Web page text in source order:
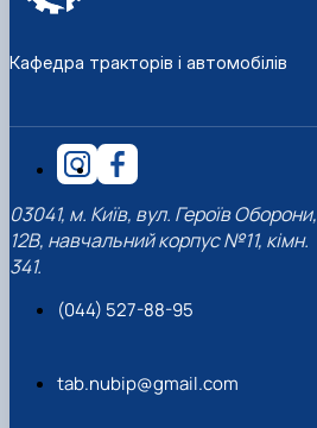
Кафедра тракторів і автомобілів
03041, м. Київ, вул. Героїв Оборони,
12В, навчальний корпус №11, кімн.
341.
(044) 527-88-95
tab.nubip@gmail.com